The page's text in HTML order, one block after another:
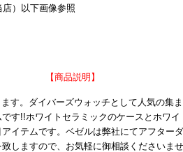
）以下画像参照
【商品説明】
す。ダイバーズウォッチとして人気の集
です!!ホワイトセラミックのケースとホワ
イテムです。ベゼルは弊社にてアフター
しますので、お気軽に御相談くださいま